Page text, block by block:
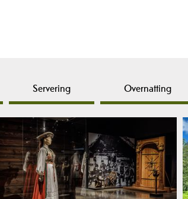
Servering Overnatting